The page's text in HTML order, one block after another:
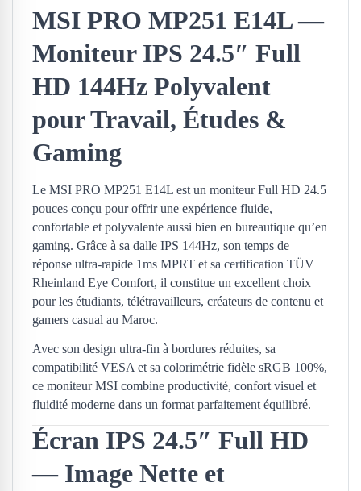
MSI PRO MP251 E14L —
Moniteur IPS 24.5″ Full
HD 144Hz Polyvalent
pour Travail, Études &
Gaming
Le MSI PRO MP251 E14L est un moniteur Full HD 24.5
pouces conçu pour offrir une expérience fluide,
confortable et polyvalente aussi bien en bureautique qu’en
gaming. Grâce à sa dalle IPS 144Hz, son temps de
réponse ultra-rapide 1ms MPRT et sa certification TÜV
Rheinland Eye Comfort, il constitue un excellent choix
pour les étudiants, télétravailleurs, créateurs de contenu et
gamers casual au Maroc.
Avec son design ultra-fin à bordures réduites, sa
compatibilité VESA et sa colorimétrie fidèle sRGB 100%,
ce moniteur MSI combine productivité, confort visuel et
fluidité moderne dans un format parfaitement équilibré.
Écran IPS 24.5″ Full HD
— Image Nette et